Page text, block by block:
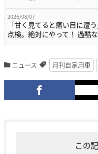
2026/08/07
「甘く見てると痛い目に遭
点検。絶対にやって！ 過酷
ニュース 月刊自家用車
この